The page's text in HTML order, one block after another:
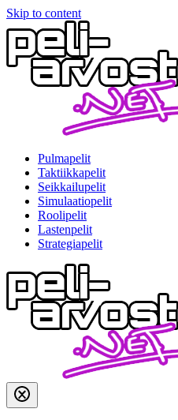
Skip to content
Pulmapelit
Taktiikkapelit
Seikkailupelit
Simulaatiopelit
Roolipelit
Lastenpelit
Strategiapelit